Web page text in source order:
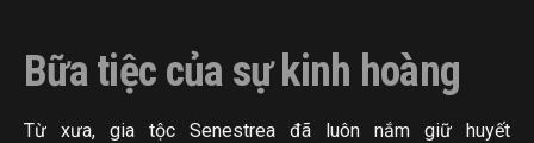
Bữa tiệc của sự kinh hoàng
Từ xưa, gia tộc Senestrea đã luôn nắm giữ huyết